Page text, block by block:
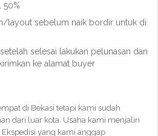
50%
layout sebelum naik bordir untuk di
selesai lakukan pelunasan dan
ke alamat buyer
di Bekasi tetapi kami sudah
dari luar kota. Usaha kami menjalin
yang kami anggap